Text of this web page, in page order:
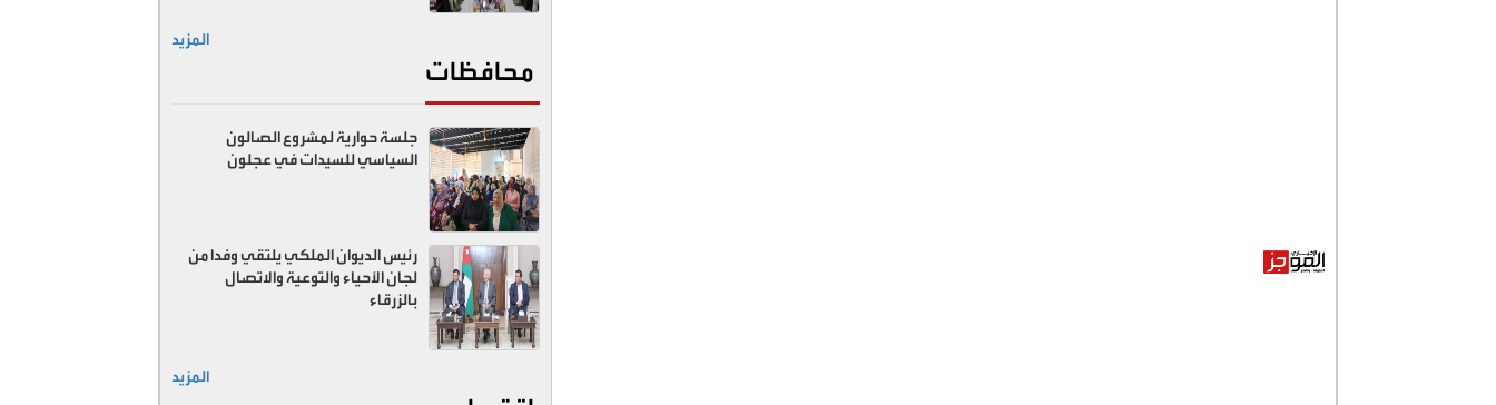
المزيد
محافظات
جلسة حوارية لمشروع الصالون
السياسي للسيدات في عجلون
رئيس الديوان الملكي يلتقي وفدا من
لجان الأحياء والتوعية والاتصال
بالزرقاء
المزيد